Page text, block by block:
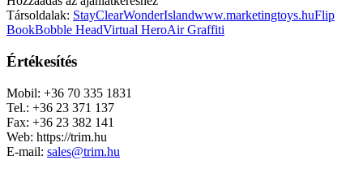
Társoldalak: StayClearWonderIslandwww.marketingtoys.huFlip
BookBobble HeadVirtual HeroAir Graffiti
Értékesítés
Mobil: +36 70 335 1831
Tel.: +36 23 371 137
Fax: +36 23 382 141
Web: https://trim.hu
E-mail: sales@trim.hu